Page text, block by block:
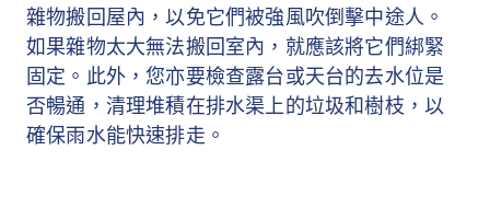
雜物搬回屋內，以免它們被強風吹倒擊中途人。
如果雜物太大無法搬回室內，就應該將它們綁緊
固定。此外，您亦要檢查露台或天台的去水位是
否暢通，清理堆積在排水渠上的垃圾和樹枝，以
確保雨水能快速排走。